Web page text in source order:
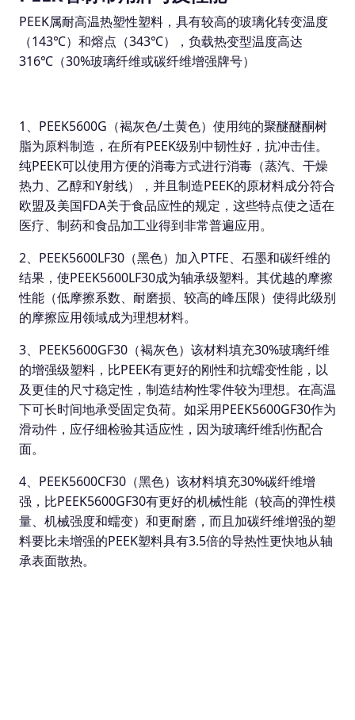
PEEK属耐高温热塑性塑料，具有较高的玻璃化转变温度
（143℃）和熔点（343℃），负载热变型温度高达
316℃（30%玻璃纤维或碳纤维增强牌号）
1、PEEK5600G（褐灰色/土黄色）使用纯的聚醚醚酮树
脂为原料制造，在所有PEEK级别中韧性好，抗冲击佳。
纯PEEK可以使用方便的消毒方式进行消毒（蒸汽、干燥
热力、乙醇和Y射线），并且制造PEEK的原材料成分符合
欧盟及美国FDA关于食品应性的规定，这些特点使之适在
医疗、制药和食品加工业得到非常普遍应用。
2、PEEK5600LF30（黑色）加入PTFE、石墨和碳纤维的
结果，使PEEK5600LF30成为轴承级塑料。其优越的摩擦
性能（低摩擦系数、耐磨损、较高的峰压限）使得此级别
的摩擦应用领域成为理想材料。
3、PEEK5600GF30（褐灰色）该材料填充30%玻璃纤维
的增强级塑料，比PEEK有更好的刚性和抗蠕变性能，以
及更佳的尺寸稳定性，制造结构性零件较为理想。在高温
下可长时间地承受固定负荷。如采用PEEK5600GF30作为
滑动件，应仔细检验其适应性，因为玻璃纤维刮伤配合
面。
4、PEEK5600CF30（黑色）该材料填充30%碳纤维增
强，比PEEK5600GF30有更好的机械性能（较高的弹性模
量、机械强度和蠕变）和更耐磨，而且加碳纤维增强的塑
料要比未增强的PEEK塑料具有3.5倍的导热性更快地从轴
承表面散热。